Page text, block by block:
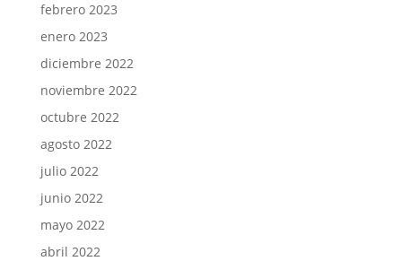
febrero 2023
enero 2023
diciembre 2022
noviembre 2022
octubre 2022
agosto 2022
julio 2022
junio 2022
mayo 2022
abril 2022